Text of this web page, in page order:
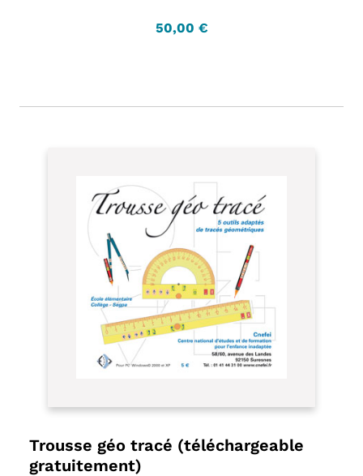
50,00 €
Trousse géo tracé (téléchargeable
gratuitement)